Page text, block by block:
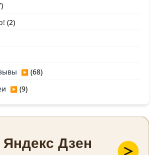
(2)
▶ (68)
▶ (9)
Яндекс Дзен